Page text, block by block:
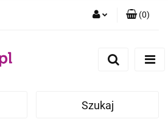
Zgody cookies
(0)
Szukaj